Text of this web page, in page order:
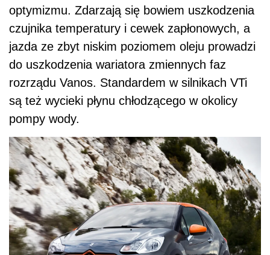
optymizmu. Zdarzają się bowiem uszkodzenia
czujnika temperatury i cewek zapłonowych, a
jazda ze zbyt niskim poziomem oleju prowadzi
do uszkodzenia wariatora zmiennych faz
rozrządu Vanos. Standardem w silnikach VTi
są też wycieki płynu chłodzącego w okolicy
pompy wody.